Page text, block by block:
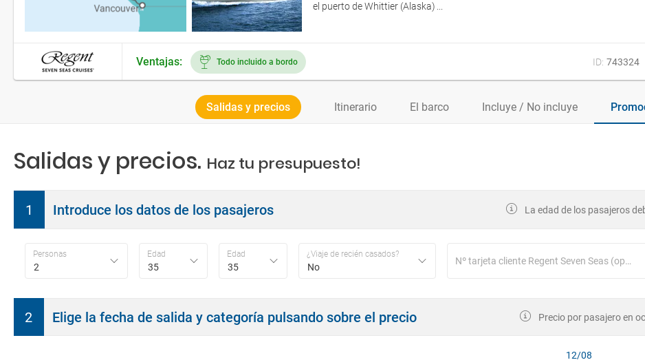
el puerto de Whittier (Alaska)
Ventajas: Todo incluido a bordo ID: 743324
Salidas y precios Itinerario El barco Incluye / No incluye
Salidas y precios. Haz tu presupuesto!
1 Introduce los datos de los pasajeros La edad de los pasajeros
Personas
2
Edad
35
Edad
35
¿Viaje de recién casados?
No
Nº tarjeta cliente Regent Seven Seas (opcional)
2 Elige la fecha de salida y categoría pulsando sobre el precio Precio por pasajero en
12/08